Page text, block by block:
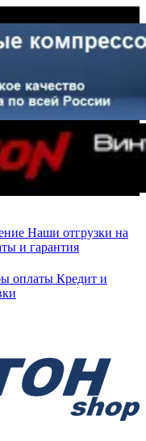
Наши отгрузки на
и гарантия
оплаты Кредит и